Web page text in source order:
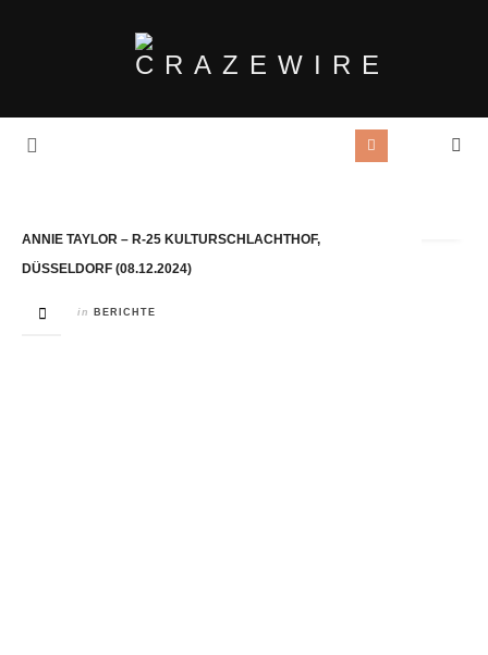
ANNIE TAYLOR – R-25 KULTURSCHLACHTHOF,
DÜSSELDORF (08.12.2024)
in BERICHTE